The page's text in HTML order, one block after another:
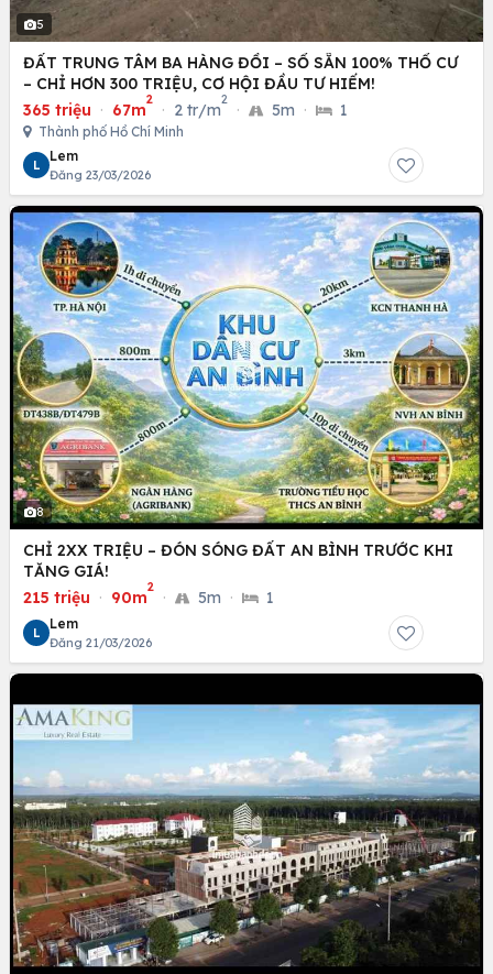
5
ĐẤT TRUNG TÂM BA HÀNG ĐỒI – SỔ SẴN 100% THỔ CƯ
– CHỈ HƠN 300 TRIỆU, CƠ HỘI ĐẦU TƯ HIẾM!
365 triệu · 67m
2
· 2 tr/m
2
· 5m · 1
Thành phố Hồ Chí Minh
L
Lem
Đăng 23/03/2026
8
CHỈ 2XX TRIỆU – ĐÓN SÓNG ĐẤT AN BÌNH TRƯỚC KHI
TĂNG GIÁ!
215 triệu · 90m
2
· 5m · 1
L
Lem
Đăng 21/03/2026